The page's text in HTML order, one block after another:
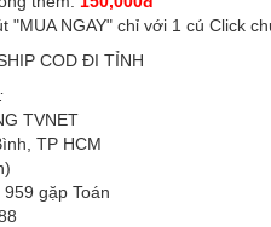
"MUA NGAY" chỉ với 1 cú Click
COD ĐI TỈNH
TVNET
TP HCM
gặp Toán